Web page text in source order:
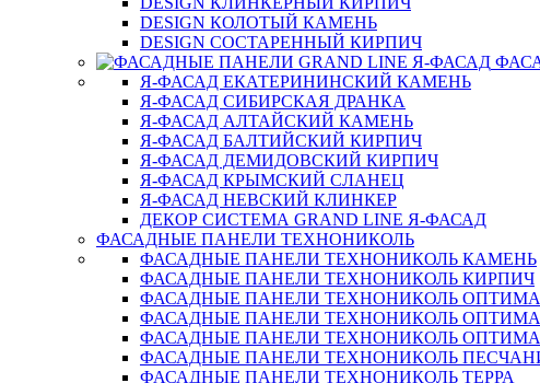
DESIGN КОЛОТЫЙ КАМЕНЬ
DESIGN СОСТАРЕННЫЙ КИРПИЧ
Я-ФАСАД ЕКАТЕРИНИНСКИЙ КАМЕНЬ
Я-ФАСАД СИБИРСКАЯ ДРАНКА
Я-ФАСАД АЛТАЙСКИЙ КАМЕНЬ
Я-ФАСАД БАЛТИЙСКИЙ КИРПИЧ
Я-ФАСАД ДЕМИДОВСКИЙ КИРПИЧ
Я-ФАСАД КРЫМСКИЙ СЛАНЕЦ
Я-ФАСАД НЕВСКИЙ КЛИНКЕР
ДЕКОР СИСТЕМА GRAND LINE Я-ФАСАД
ФАСАДНЫЕ ПАНЕЛИ ТЕХНОНИКОЛЬ
ФАСАДНЫЕ ПАНЕЛИ ТЕХНОНИКОЛЬ КАМЕНЬ
ФАСАДНЫЕ ПАНЕЛИ ТЕХНОНИКОЛЬ КИРПИЧ
ФАСАДНЫЕ ПАНЕЛИ ТЕХНОНИКОЛЬ
ФАСАДНЫЕ ПАНЕЛИ ТЕХНОНИКОЛЬ
ФАСАДНЫЕ ПАНЕЛИ ТЕХНОНИКОЛЬ
ФАСАДНЫЕ ПАНЕЛИ ТЕХНОНИКОЛЬ
ФАСАДНЫЕ ПАНЕЛИ ТЕХНОНИКОЛЬ ТЕРРА